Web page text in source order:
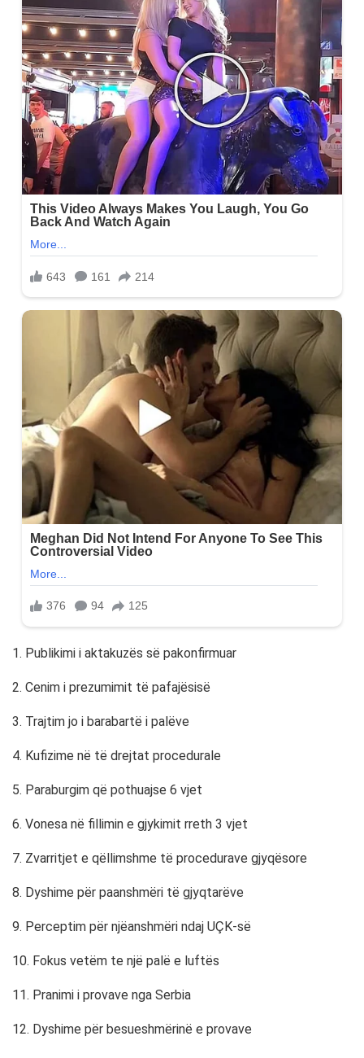
1. Publikimi i aktakuzës së pakonfirmuar
2. Cenim i prezumimit të pafajësisë
3. Trajtim jo i barabartë i palëve
4. Kufizime në të drejtat procedurale
5. Paraburgim që pothuajse 6 vjet
6. Vonesa në fillimin e gjykimit rreth 3 vjet
7. Zvarritjet e qëllimshme të procedurave gjyqësore
8. Dyshime për paanshmëri të gjyqtarëve
9. Perceptim për njëanshmëri ndaj UÇK-së
10. Fokus vetëm te një palë e luftës
11. Pranimi i provave nga Serbia
12. Dyshime për besueshmërinë e provave